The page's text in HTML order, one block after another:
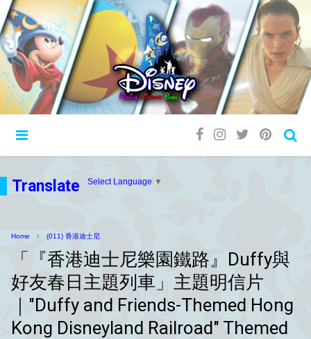
Translate Select Language ▼
Home (011) 香港迪士尼
「『香港迪士尼樂園鐵路』Duffy與
好友春日主題列車」主題明信片
｜"Duffy and Friends-Themed Hong
Kong Disneyland Railroad" Themed